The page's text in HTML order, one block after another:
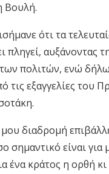
Βουλή.
ότι τα
πληγεί, αυξάνοντας
πολιτών, ενώ
τις εξαγγελίες του
διαδρομή
σημαντικό είναι για
ένα κράτος η ορθή κι